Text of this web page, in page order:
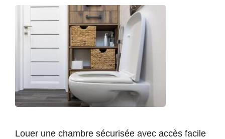
Louer une chambre sécurisée avec accès facile